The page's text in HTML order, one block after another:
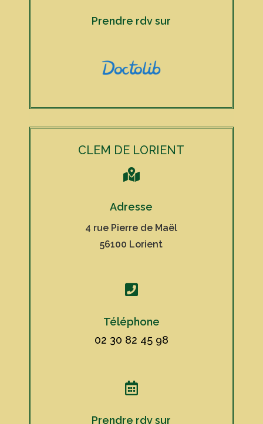
Prendre rdv sur
CLEM DE LORIENT

Adresse
4 rue Pierre de Maël
56100 Lorient

Téléphone
02 30 82 45 98

Prendre rdv sur